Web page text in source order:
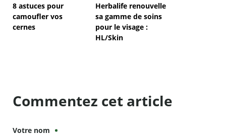
8 astuces pour
camoufler vos
cernes
Herbalife renouvelle
sa gamme de soins
pour le visage :
HL/Skin
Commentez cet article
Votre nom